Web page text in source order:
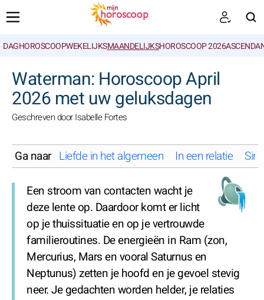
DAGHOROSCOOPWEKELIJKSMAANDELIJKSHOROSCOOP 2026
Waterman: Horoscoop April
2026 met uw geluksdagen
Geschreven door Isabelle Fortes
Ga naar Liefde in het algemeen In een relatie
Een stroom van contacten wacht je
deze lente op. Daardoor komt er licht
op je thuissituatie en op je vertrouwde
familieroutines. De energieën in Ram (zon,
Mercurius, Mars en vooral Saturnus en
Neptunus) zetten je hoofd en je gevoel stevig
neer. Je gedachten worden helder, je relaties